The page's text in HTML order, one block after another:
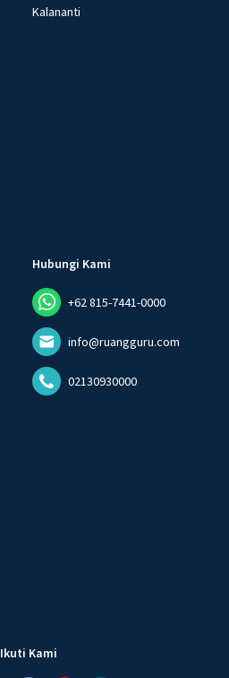
Kalananti
Hubungi Kami
+62 815-7441-0000
info@ruangguru.com
02130930000
Ikuti Kami